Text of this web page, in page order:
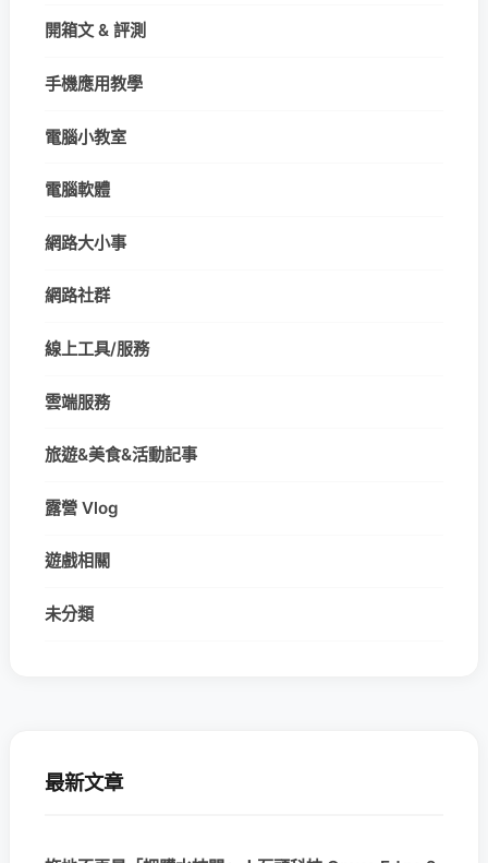
開箱文 & 評測
手機應用教學
電腦小教室
電腦軟體
網路大小事
網路社群
線上工具/服務
雲端服務
旅遊&美食&活動記事
露營 Vlog
遊戲相關
未分類
最新文章